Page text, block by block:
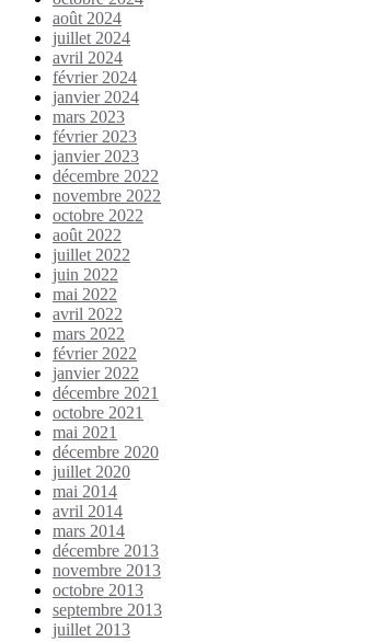
août 2024
juillet 2024
avril 2024
février 2024
janvier 2024
mars 2023
février 2023
janvier 2023
décembre 2022
novembre 2022
octobre 2022
août 2022
juillet 2022
juin 2022
mai 2022
avril 2022
mars 2022
février 2022
janvier 2022
décembre 2021
octobre 2021
mai 2021
décembre 2020
juillet 2020
mai 2014
avril 2014
mars 2014
décembre 2013
novembre 2013
octobre 2013
septembre 2013
juillet 2013